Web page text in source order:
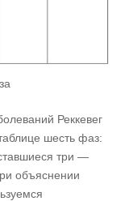
Реккевег
шесть фаз:
три —
объяснении